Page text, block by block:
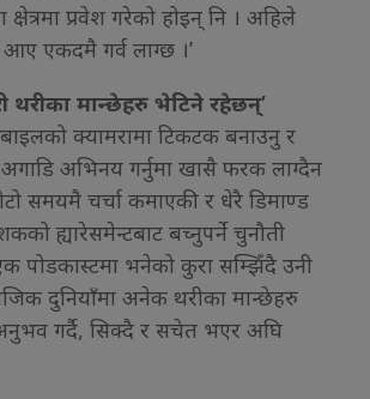
प्रवेश गरेको होइन् नि । अहिले
आए एकदमै गर्व लाग्छ ।’
थरीका मान्छेहरु भेटिने रहेछन्’
क्यामरामा टिकटक बनाउनु र
अभिनय गर्नुमा खासै फरक लाग्दैन
समयमै चर्चा कमाएकी र धेरै डिमाण्ड
ह्यारेसमेन्टबाट बच्नुपर्ने चुनौती
पोडकास्टमा भनेको कुरा सम्झिँदै उनी
दुनियाँमा अनेक थरीका मान्छेहरु
गर्दै, सिक्दै र सचेत भएर अघि